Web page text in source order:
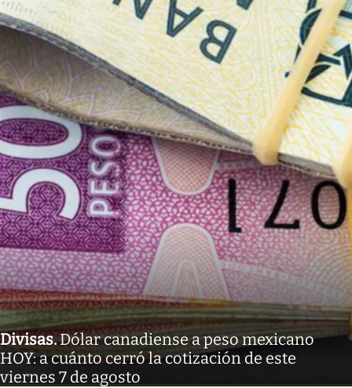
Divisas.Dólar canadiense a peso mexicano
HOY: a cuánto cerró la cotización de este
viernes 7 de agosto